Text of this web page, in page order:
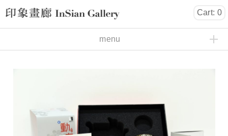
InSian Gallery Cart: 0
menu